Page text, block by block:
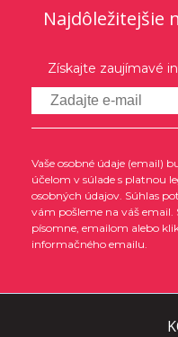
Najdôležitejšie
Získajte zaujímavé
Vaše osobné údaje (email)
účelom v súlade s platnou
osobných údajov. Súhlas
vám pošleme na váš email.
písomne, emailom alebo
informačného emailu.